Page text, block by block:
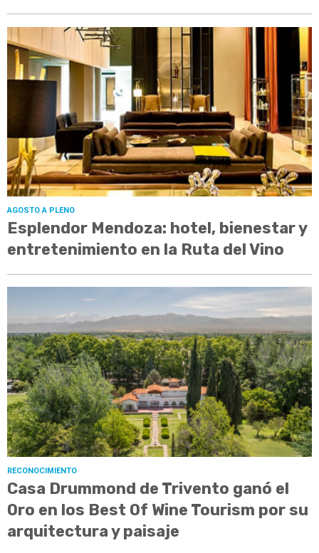
AGOSTO A PLENO
Esplendor Mendoza: hotel, bienestar y
entretenimiento en la Ruta del Vino
RECONOCIMIENTO
Casa Drummond de Trivento ganó el
Oro en los Best Of Wine Tourism por su
arquitectura y paisaje